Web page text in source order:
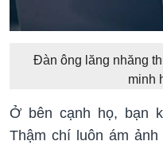
Đàn ông lăng nhăng
minh
Ở bên cạnh họ, bạn
Thậm chí luôn ám